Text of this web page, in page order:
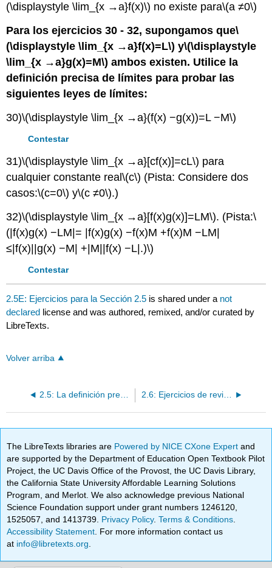
(\displaystyle \lim_{x →a}f(x)\) no existe para\(a ≠0\)
Para los ejercicios 30 - 32, supongamos que\
(\displaystyle \lim_{x →a}f(x)=L\) y\(\displaystyle
\lim_{x →a}g(x)=M\) ambos existen. Utilice la
definición precisa de límites para probar las
siguientes leyes de límites:
30)\(\displaystyle \lim_{x →a}(f(x) −g(x))=L −M\)
Contestar
31)\(\displaystyle \lim_{x →a}[cf(x)]=cL\) para
cualquier constante real\(c\) (Pista: Considere dos
casos:\(c=0\) y\(c ≠0\).)
32)\(\displaystyle \lim_{x →a}[f(x)g(x)]=LM\). (Pista:\
(|f(x)g(x) −LM|= |f(x)g(x) −f(x)M +f(x)M −LM|
≤|f(x)||g(x) −M| +|M||f(x) −L|.)\)
Contestar
2.5E: Ejercicios para la Sección 2.5 is shared under a not
declared license and was authored, remixed, and/or curated by
LibreTexts.
Volver arriba
2.5: La definición precisa de un límite 2.6: Ejercicios de revisión del capítulo 2
The LibreTexts libraries are Powered by NICE CXone Expertand
are supported by the Department of Education Open Textbook Pilot
Project, the UC Davis Office of the Provost, the UC Davis Library,
the California State University Affordable Learning Solutions
Program, and Merlot. We also acknowledge previous National
Science Foundation support under grant numbers 1246120,
1525057, and 1413739. Privacy Policy.Terms & Conditions
Accessibility Statement . For more information contact us
at info@libretexts.org